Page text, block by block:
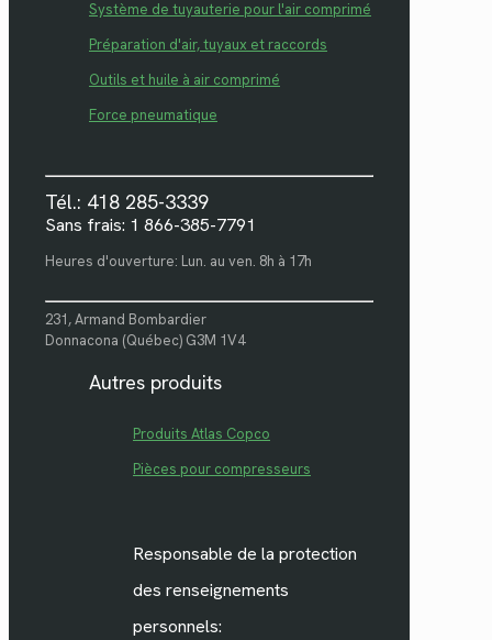
Système de tuyauterie pour l'air comprimé
Préparation d'air, tuyaux et raccords
Outils et huile à air comprimé
Force pneumatique
Tél.: 418 285-3339
Sans frais: 1 866-385-7791
Heures d'ouverture: Lun. au ven. 8h à 17h
231, Armand Bombardier
Donnacona (Québec) G3M 1V4
Autres produits
Produits Atlas Copco
Pièces pour compresseurs
Responsable de la protection
des renseignements
personnels: